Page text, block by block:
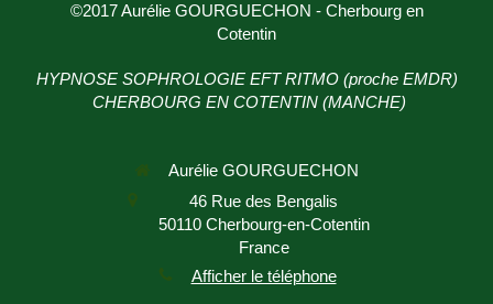
©2017 Aurélie GOURGUECHON - Cherbourg en
Cotentin
HYPNOSE SOPHROLOGIE EFT RITMO (proche EMDR)
CHERBOURG EN COTENTIN (MANCHE)
Aurélie GOURGUECHON
46 Rue des Bengalis
50110 Cherbourg-en-Cotentin
France
Afficher le téléphone